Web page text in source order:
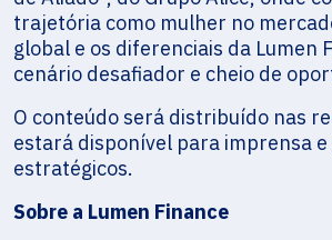
trajetória como mulher no
global e os diferenciais da Lumen
cenário desafiador e cheio de
O conteúdo será distribuído nas
estará disponível para imprensa
estratégicos.
Sobre a Lumen Finance